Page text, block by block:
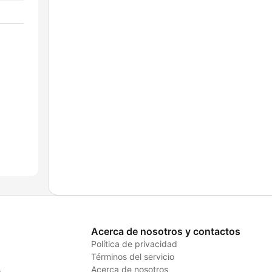
Acerca de nosotros y contactos
Política de privacidad
Términos del servicio
Acerca de nosotros